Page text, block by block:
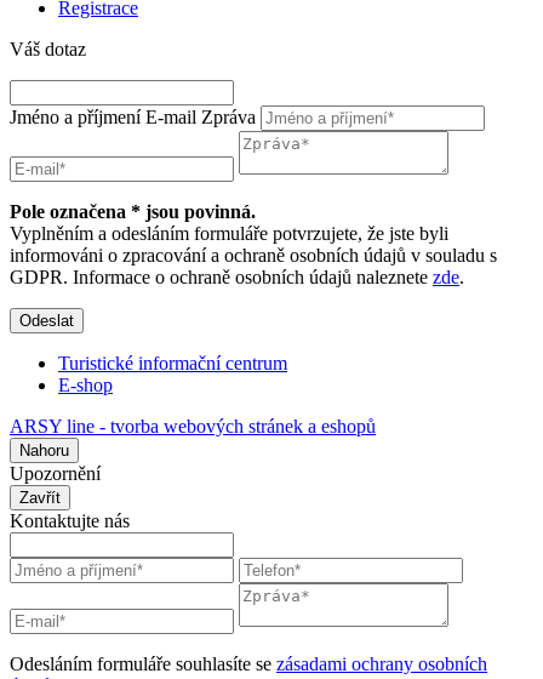
Registrace
Váš dotaz
Jméno a příjmení E-mail Zpráva
Pole označena * jsou povinná.
Vyplněním a odesláním formuláře potvrzujete, že jste byli
informováni o zpracování a ochraně osobních údajů v souladu s
GDPR. Informace o ochraně osobních údajů naleznete zde.
Odeslat
Turistické informační centrum
E-shop
ARSY line - tvorba webových stránek a eshopů
Nahoru
Upozornění
Zavřít
Kontaktujte nás
Odesláním formuláře souhlasíte se zásadami ochrany osobních